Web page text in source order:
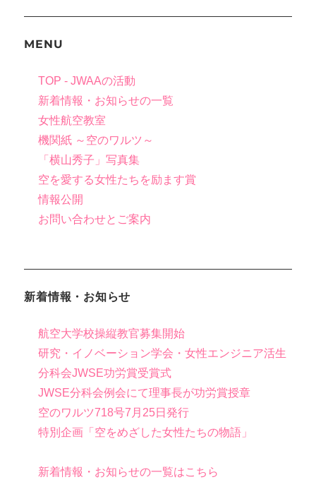
MENU
TOP - JWAAの活動
新着情報・お知らせの一覧
女性航空教室
機関紙 ～空のワルツ～
「横山秀子」写真集
空を愛する女性たちを励ます賞
情報公開
お問い合わせとご案内
新着情報・お知らせ
航空大学校操縦教官募集開始
研究・イノベーション学会・女性エンジニア活生
分科会JWSE功労賞受賞式
JWSE分科会例会にて理事長が功労賞授章
空のワルツ718号7月25日発行
特別企画「空をめざした女性たちの物語」
新着情報・お知らせの一覧はこちら